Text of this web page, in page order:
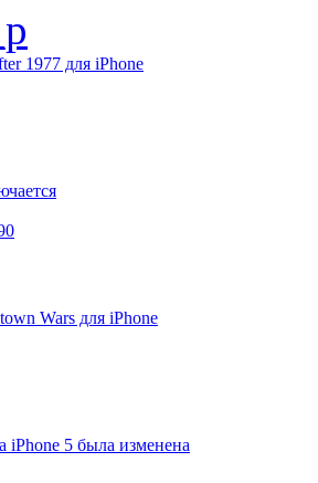
1977 для iPhone
Wars для iPhone
iPhone 5 была изменена